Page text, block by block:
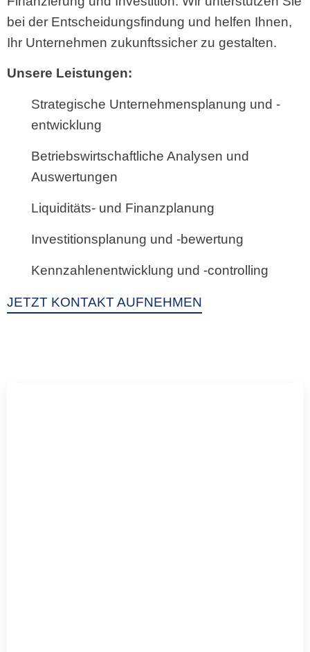
bei der Entscheidungsfindung und helfen Ihnen,
Ihr Unternehmen zukunftssicher zu gestalten.
Unsere Leistungen:
Strategische Unternehmensplanung und -
entwicklung
Betriebswirtschaftliche Analysen und
Auswertungen
Liquiditäts- und Finanzplanung
Investitionsplanung und -bewertung
Kennzahlenentwicklung und -controlling
JETZT KONTAKT AUFNEHMEN